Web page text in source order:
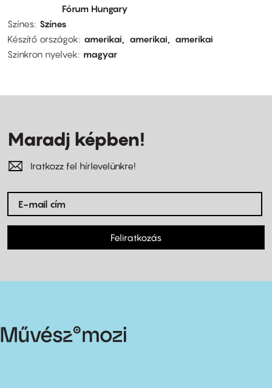
Fórum Hungary
Színes Színes
Készítő országok
amerikai amerikai
amerikai
Szinkron nyelvek
magyar
Maradj képben!
Iratkozz fel hírlevelünkre!
Feliratkozás